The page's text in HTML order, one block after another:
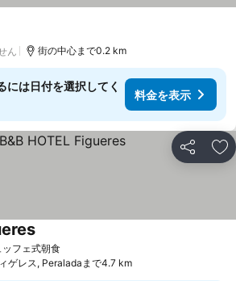
ん 街の中心まで0.2 km
には日付を選択してく
料金を表示
シェア お
フェ式朝食料金を表示
料金を表示
ゲレス, Peraladaまで4.7 km